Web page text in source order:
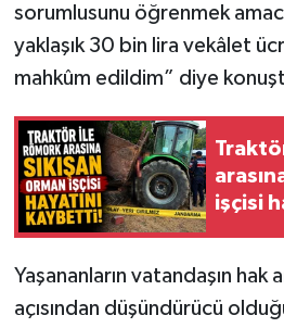
sorumlusunu öğrenmek
yaklaşık 30 bin lira vekâlet
mahkûm edildim” diye
işçisi
Yaşananların vatandaşın hak
açısından düşündürücü